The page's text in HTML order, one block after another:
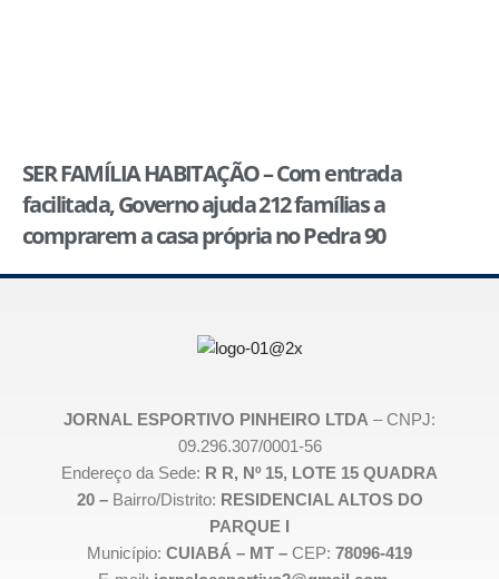
SER FAMÍLIA HABITAÇÃO – Com entrada
facilitada, Governo ajuda 212 famílias a
comprarem a casa própria no Pedra 90
JORNAL ESPORTIVO PINHEIRO LTDA – CNPJ:
09.296.307/0001-56
Endereço da Sede: R R, Nº 15, LOTE 15 QUADRA
20 – Bairro/Distrito: RESIDENCIAL ALTOS DO
PARQUE I
Município: CUIABÁ – MT – CEP: 78096-419